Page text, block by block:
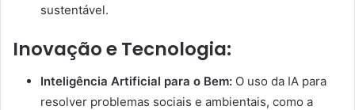
sustentável.
Inovação e Tecnologia:
Inteligência Artificial para o Bem: O uso da IA para
resolver problemas sociais e ambientais, como a